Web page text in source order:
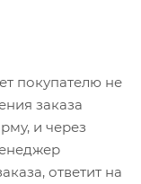
покупателю не
заказа
и через
ответит на